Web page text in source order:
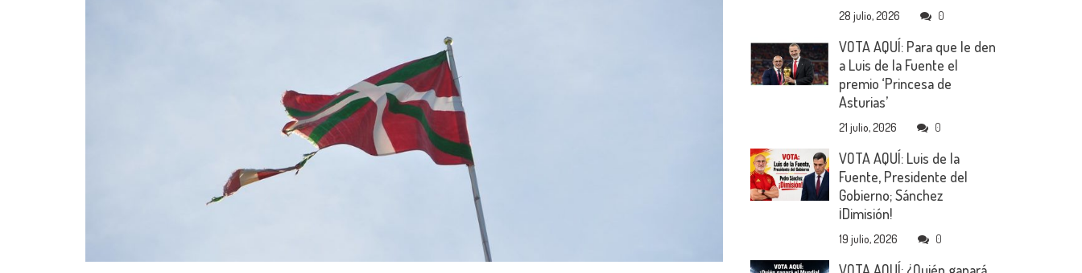
28 julio, 2026 0
VOTA AQUÍ: Para que le den
a Luis de la Fuente el
premio ‘Princesa de
Asturias’
21 julio, 2026 0
VOTA AQUÍ: Luis de la
Fuente, Presidente del
Gobierno; Sánchez
¡Dimisión!
19 julio, 2026 0